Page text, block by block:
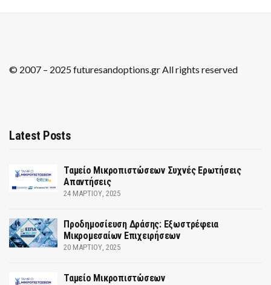
© 2007 – 2025 futuresandoptions.gr All rights reserved
Latest Posts
Ταμείο Μικροπιστώσεων Συχνές Ερωτήσεις
Απαντήσεις
24 ΜΑΡΤΊΟΥ, 2025
Προδημοσίευση Δράσης: Εξωστρέφεια
Μικρομεσαίων Επιχειρήσεων
20 ΜΑΡΤΊΟΥ, 2025
Ταμείο Μικροπιστώσεων